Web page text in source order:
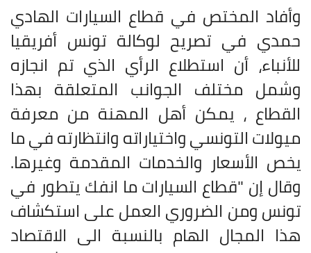
وأفاد المختص في قطاع السيارات الهادي
حمدي في تصريح لوكالة تونس أفريقيا
للأنباء، أن استطلاع الرأي الذي تم انجازه
وشمل مختلف الجوانب المتعلقة بهذا
القطاع ، يمكن أهل المهنة من معرفة
ميولات التونسي واختياراته وانتظارته في ما
يخص الأسعار والخدمات المقدمة وغيرها.
وقال إن "قطاع السيارات ما انفك يتطور في
تونس ومن الضروري العمل على استكشاف
هذا المجال الهام بالنسبة الى الاقتصاد